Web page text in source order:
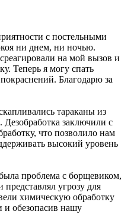
с постельными
ни днем, ни ночью.
на мой вызов и
Теперь я могу спать
Благодарю за
тараканы из
заключили с
что позволило нам
высокий уровень
проблема с борщевиком,
угрозу для
химическую обработку
и обезопасив нашу